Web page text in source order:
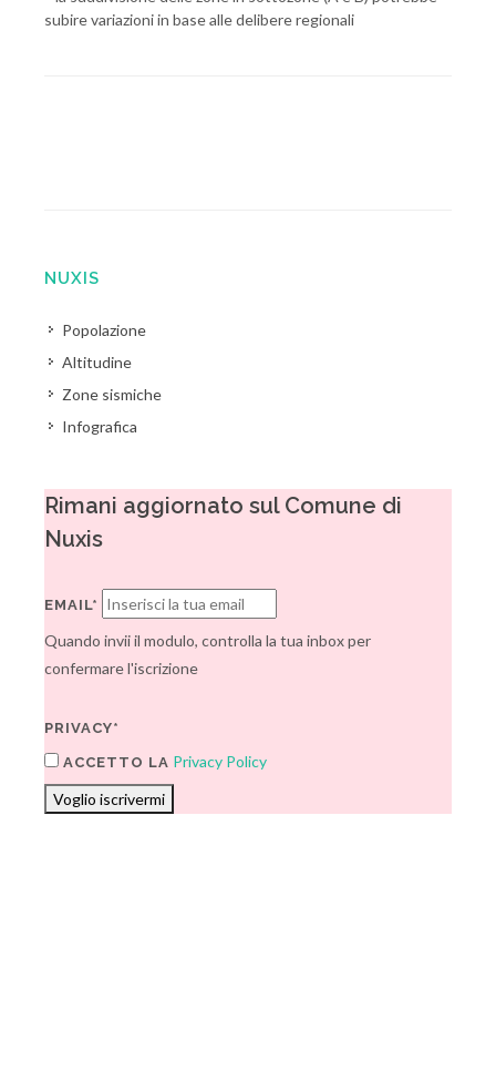
subire variazioni in base alle delibere regionali
NUXIS
Popolazione
Altitudine
Zone sismiche
Infografica
Rimani aggiornato sul Comune di
Nuxis
EMAIL*
Quando invii il modulo, controlla la tua inbox per
confermare l'iscrizione
PRIVACY*
ACCETTO LA Privacy Policy
Voglio iscrivermi